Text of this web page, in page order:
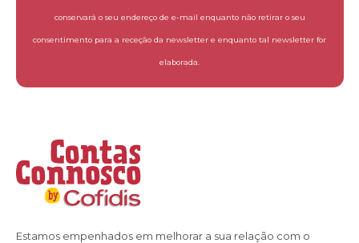
conservará o seu endereço de e-mail enquanto não retirar o seu
consentimento para a receção da newsletter e enquanto tal newsletter for
elaborada.
Estamos empenhados em melhorar a sua relação com o